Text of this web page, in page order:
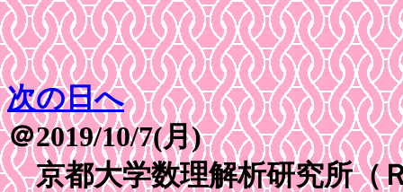
次の日へ
＠2019/10/7(月)
京都大学数理解析研究所（